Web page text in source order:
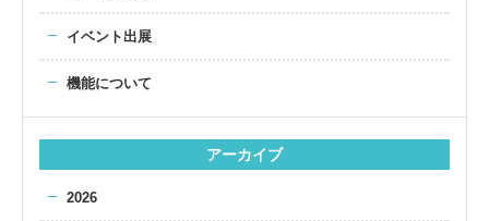
イベント出展
機能について
アーカイブ
2026